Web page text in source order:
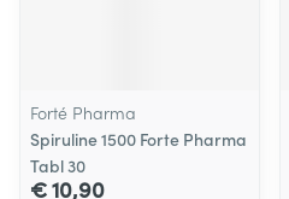
Forté Pharma
Spiruline 1500 Forte Pharma
Tabl 30
€ 10,90